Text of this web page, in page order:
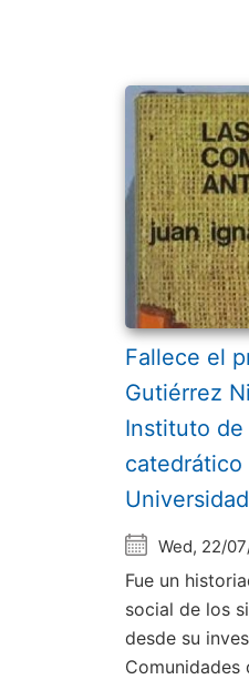
Fallece el
Gutiérrez
Instituto de
catedrático
Wed, 22/
Fue un
social de los
desde su
Comunidades